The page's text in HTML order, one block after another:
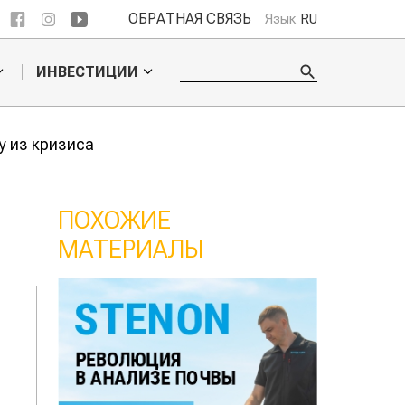
ОБРАТНАЯ СВЯЗЬ Язык RU
ИНВЕСТИЦИИ
из кризиса
ПОХОЖИЕ
МАТЕРИАЛЫ